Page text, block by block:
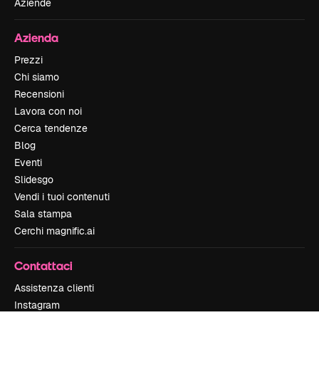
Aziende
Azienda
Prezzi
Chi siamo
Recensioni
Lavora con noi
Cerca tendenze
Blog
Eventi
Slidesgo
Vendi i tuoi contenuti
Sala stampa
Cerchi magnific.ai
Contattaci
Assistenza clienti
Instagram